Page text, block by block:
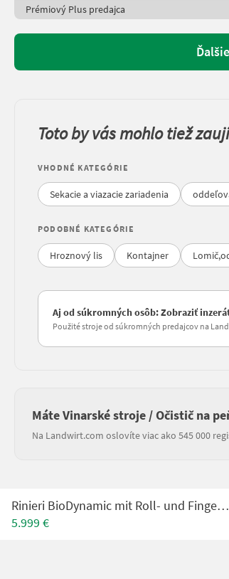
Prémiový Plus predajca
Toto by vás mohlo tiež
VHODNÉ KATEGÓRIE
Sekacie a viazacie zariadenia
PODOBNÉ KATEGÓRIE
Hroznový lis Kontajner
Aj od súkromných osôb: Zobraziť
Použité stroje od súkromných predajcov na
Máte Vinarské stroje / Očistič na
Na Landwirt.com oslovíte viac ako 545 000
Rinieri BioDynamic mit Roll- und Fingerhacke Obstbau
5.999 €